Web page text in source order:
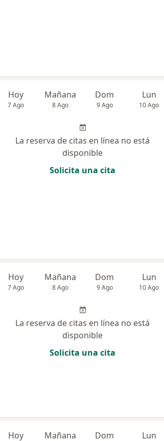
Hoy
7 Ago
Mañana
8 Ago
Dom
9 Ago
Lun
10 Ago
La reserva de citas en línea no está
disponible
Solicita una cita
Hoy
7 Ago
Mañana
8 Ago
Dom
9 Ago
Lun
10 Ago
La reserva de citas en línea no está
disponible
Solicita una cita
Hoy Mañana Dom Lun